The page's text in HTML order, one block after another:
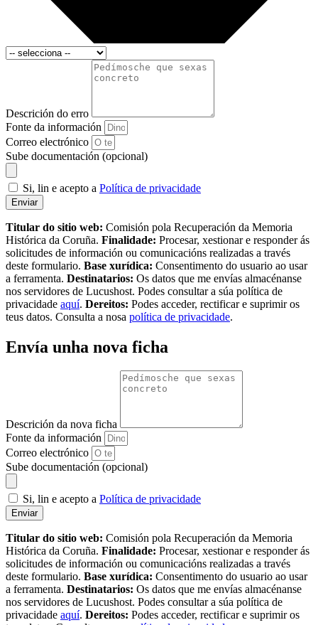
Descrición do erro
Fonte da información
Correo electrónico
Sube documentación (opcional)
Si, lin e acepto a Política de privacidade
Enviar
Titular do sitio web: Comisión pola Recuperación da Memoria
Histórica da Coruña. Finalidade: Procesar, xestionar e responder ás
solicitudes de información ou comunicacións realizadas a través
deste formulario. Base xurídica: Consentimento do usuario ao usar
a ferramenta. Destinatarios: Os datos que me envías almacénanse
nos servidores de Lucushost. Podes consultar a súa política de
privacidade aquí. Dereitos: Podes acceder, rectificar e suprimir os
teus datos. Consulta a nosa política de privacidade.
Envía unha nova ficha
Descrición da nova ficha
Fonte da información
Correo electrónico
Sube documentación (opcional)
Si, lin e acepto a Política de privacidade
Enviar
Titular do sitio web: Comisión pola Recuperación da Memoria
Histórica da Coruña. Finalidade: Procesar, xestionar e responder ás
solicitudes de información ou comunicacións realizadas a través
deste formulario. Base xurídica: Consentimento do usuario ao usar
a ferramenta. Destinatarios: Os datos que me envías almacénanse
nos servidores de Lucushost. Podes consultar a súa política de
privacidade aquí. Dereitos: Podes acceder, rectificar e suprimir os